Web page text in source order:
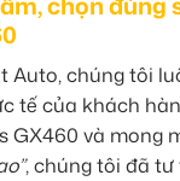
Auto, chúng tôi
tế của khách
GX460 và mong
, chúng tôi đã